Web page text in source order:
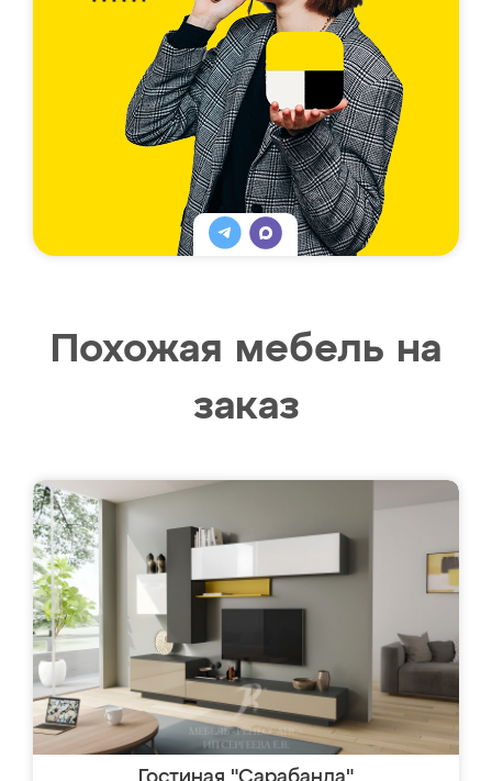
Похожая мебель на
заказ